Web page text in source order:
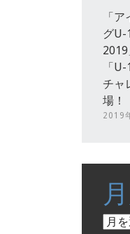
「
グU-
「
チャ
場！
2019
月